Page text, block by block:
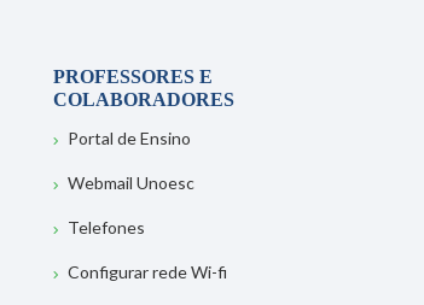
PROFESSORES E
COLABORADORES
Portal de Ensino
Webmail Unoesc
Telefones
Configurar rede Wi-fi